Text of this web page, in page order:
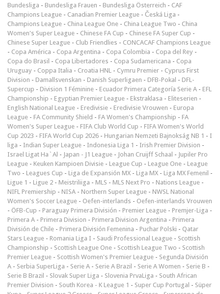
Bundesliga - Bundesliga Frauen - Bundesliga Österreich - CAF
Champions League - Canadian Premier League - Česká Liga -
Champions League - China League One - China League Two - China
Women's Super League - Chinese FA Cup - Chinese FA Super Cup -
Chinese Super League - Club Friendlies - CONCACAF Champions League
- Copa América - Copa Argentina - Copa Colombia - Copa del Rey -
Copa do Brasil - Copa Libertadores - Copa Sudamericana - Copa
Uruguay - Coppa Italia - Croatia HNL - Cymru Premier - Cyprus First
Division - Damallsvenskan - Danish Superligaen - DFB-Pokal - DFL-
Supercup - Division 1 Féminine - Ecuador Primera Categoría Serie A - EFL
Championship - Egyptian Premier League - Ekstraklasa - Eliteserien -
English National League - Eredivisie - Eredivisie Vrouwen - Europa
League - FA Community Shield - FA Women's Championship - FA
Women's Super League - FIFA Club World Cup - FIFA Women's World
Cup 2023 - FIFA World Cup 2026 - Hungarian Nemzeti Bajnokság NB 1 - I
liga - Indian Super League - Indonesia Liga 1 - Irish Premier Division -
Israel Ligat Ha`Al - Japan - J1 League - Johan Cruijff Schaal - Jupiler Pro
League - Keuken Kampioen Divisie - League Cup - League One - League
Two - Leagues Cup - Liga de Expansión MX - Liga MX - Liga MX Femenil -
Ligue 1 - Ligue 2 - Meistriliiga - MLS - MLS Next Pro - Nations League -
NIFL Premiership - NISA - Northern Super League - NWSL National
Women's Soccer League - Oefen-interlands - Oefen-interlands Vrouwen
- ÖFB-Cup - Paraguay Primera División - Premier League - Premjer-Liga -
Primera A - Primera Division - Primera Division Argentina - Primera
División de Chile - Primera División Femenina - Puchar Polski - Qatar
Stars League - Romania Liga I - Saudi Professional League - Scottish
Championship - Scottish League One - Scottish League Two - Scottish
Premier League - Scottish Women's Premier League - Segunda División
A - Serbia SuperLiga - Serie A - Serie A Brazil - Serie A Women - Serie B -
Serie B Brazil - Slovak Super Liga - Slovenia PrvaLiga - South African
Premier Division - South Korea - K League 1 - Super Cup Portugal - Süper